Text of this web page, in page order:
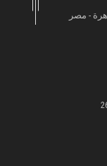
- مصر